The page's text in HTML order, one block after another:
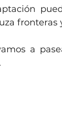
fronteras
a